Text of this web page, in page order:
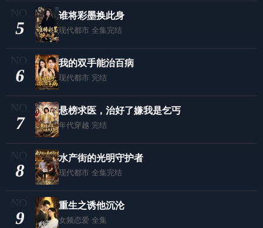
5
谁将彩墨换此身
现代都市 全集完结
6
我的双手能治百病
现代都市 完结
7
悬榜求医，治好了嫌我是乞丐
年代穿越 完结
8
水产街的光明守护者
现代都市 全集完结
9
重生之诱他沉沦
女频恋爱 全集